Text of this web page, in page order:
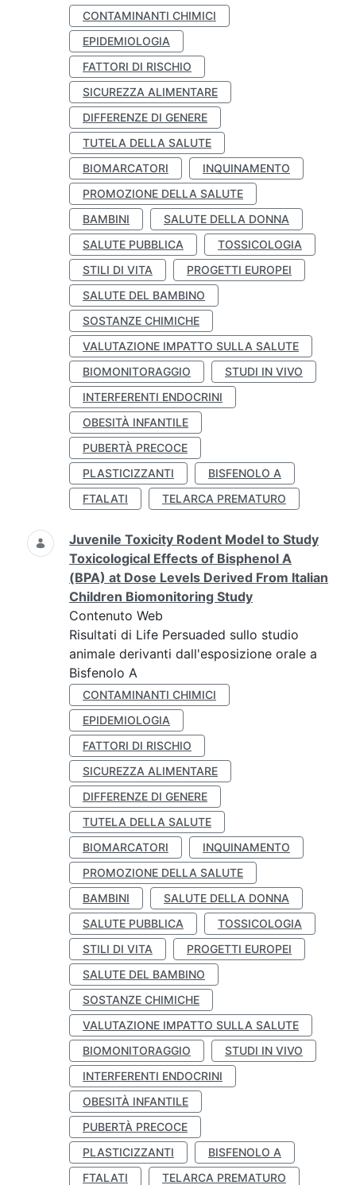
CONTAMINANTI CHIMICI
EPIDEMIOLOGIA
FATTORI DI RISCHIO
SICUREZZA ALIMENTARE
DIFFERENZE DI GENERE
TUTELA DELLA SALUTE
BIOMARCATORI
INQUINAMENTO
PROMOZIONE DELLA SALUTE
BAMBINI
SALUTE DELLA DONNA
SALUTE PUBBLICA
TOSSICOLOGIA
STILI DI VITA
PROGETTI EUROPEI
SALUTE DEL BAMBINO
SOSTANZE CHIMICHE
VALUTAZIONE IMPATTO SULLA SALUTE
BIOMONITORAGGIO
STUDI IN VIVO
INTERFERENTI ENDOCRINI
OBESITÀ INFANTILE
PUBERTÀ PRECOCE
PLASTICIZZANTI
BISFENOLO A
FTALATI
TELARCA PREMATURO
Juvenile Toxicity Rodent Model to Study
Toxicological Effects of Bisphenol A
(BPA) at Dose Levels Derived From Italian
Children Biomonitoring Study
Contenuto Web
Risultati di Life Persuaded sullo studio
animale derivanti dall'esposizione orale a
Bisfenolo A
CONTAMINANTI CHIMICI
EPIDEMIOLOGIA
FATTORI DI RISCHIO
SICUREZZA ALIMENTARE
DIFFERENZE DI GENERE
TUTELA DELLA SALUTE
BIOMARCATORI
INQUINAMENTO
PROMOZIONE DELLA SALUTE
BAMBINI
SALUTE DELLA DONNA
SALUTE PUBBLICA
TOSSICOLOGIA
STILI DI VITA
PROGETTI EUROPEI
SALUTE DEL BAMBINO
SOSTANZE CHIMICHE
VALUTAZIONE IMPATTO SULLA SALUTE
BIOMONITORAGGIO
STUDI IN VIVO
INTERFERENTI ENDOCRINI
OBESITÀ INFANTILE
PUBERTÀ PRECOCE
PLASTICIZZANTI
BISFENOLO A
FTALATI
TELARCA PREMATURO